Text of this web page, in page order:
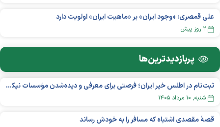
علی قمصری: «وجود ایران» بر «ماهیت ایران» اولویت دارد
۲ روز پیش
پربازدید‌ترین‌ها
ثبت‌نام در اطلس خیر ایران؛ فرصتی برای معرفی و دیده‌شدن مؤسسات نیکوکاری
شنبه, ۱۰ مرداد ۱۴۰۵
قصهٔ مقصدی اشتباه که مسافر را به خودش رساند